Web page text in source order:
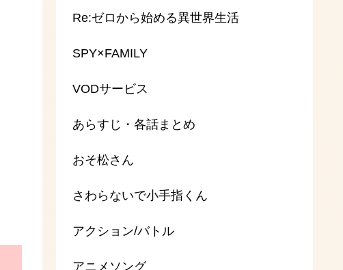
Re:ゼロから始める異世界生活
SPY×FAMILY
VODサービス
あらすじ・各話まとめ
おそ松さん
さわらないで小手指くん
アクション/バトル
アニメソング